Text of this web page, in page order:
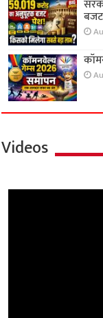
बजट
Videos